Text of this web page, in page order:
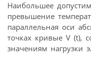
Наибольшее
превышение
параллельная оси
точках кривые V (t),
значениям нагрузки